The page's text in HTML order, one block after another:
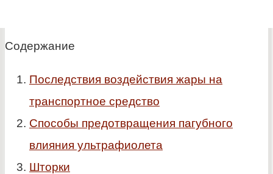
Содержание
Последствия воздействия жары на
транспортное средство
Способы предотвращения пагубного
влияния ультрафиолета
Шторки